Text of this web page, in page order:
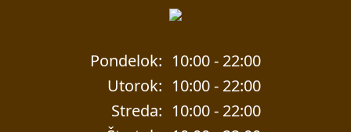
Pondelok: 10:00 - 22:00
Utorok: 10:00 - 22:00
Streda: 10:00 - 22:00